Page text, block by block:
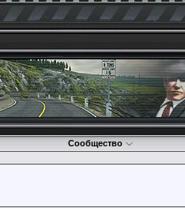
Сообщество